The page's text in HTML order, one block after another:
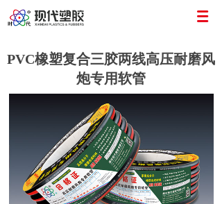
PVC橡塑复合三胶两线高压耐磨风
炮专用软管